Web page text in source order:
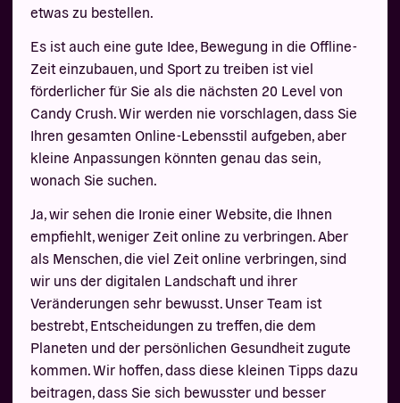
etwas zu bestellen.
Es ist auch eine gute Idee, Bewegung in die Offline-
Zeit einzubauen, und Sport zu treiben ist viel
förderlicher für Sie als die nächsten 20 Level von
Candy Crush. Wir werden nie vorschlagen, dass Sie
Ihren gesamten Online-Lebensstil aufgeben, aber
kleine Anpassungen könnten genau das sein,
wonach Sie suchen.
Ja, wir sehen die Ironie einer Website, die Ihnen
empfiehlt, weniger Zeit online zu verbringen. Aber
als Menschen, die viel Zeit online verbringen, sind
wir uns der digitalen Landschaft und ihrer
Veränderungen sehr bewusst. Unser Team ist
bestrebt, Entscheidungen zu treffen, die dem
Planeten und der persönlichen Gesundheit zugute
kommen. Wir hoffen, dass diese kleinen Tipps dazu
beitragen, dass Sie sich bewusster und besser